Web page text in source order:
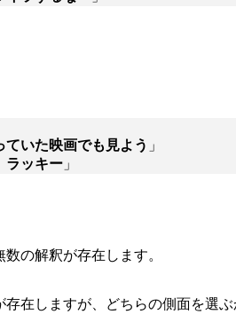
いた映画でも見よう 」
ラッキー 」
の解釈が存在します。
在しますが、どちらの側面を選ぶ